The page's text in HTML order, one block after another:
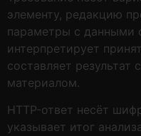
элементу, редакцию
параметры с данными
интерпретирует
составляет
материалом.
HTTP-ответ несёт
указывает итог